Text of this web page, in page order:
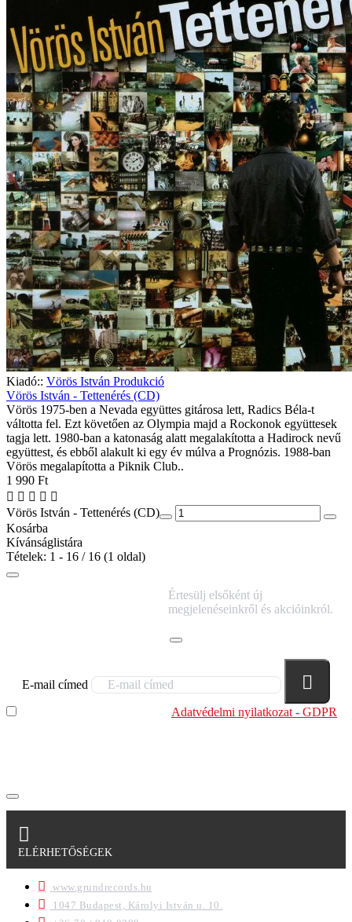
Kiadó:: Vörös István Produkció
Vörös István - Tettenérés (CD)
Vörös 1975-ben a Nevada együttes gitárosa lett, Radics Béla-t
váltotta fel. Ezt követően az Olympia majd a Rockonok együttesek
tagja lett. 1980-ban a katonaság alatt megalakította a Hadirock nevű
együttest, és ebből alakult ki egy év múlva a Prognózis. 1988-ban
Vörös megalapította a Piknik Club..
1 990 Ft
Vörös István - Tettenérés (CD)
Kosárba
Kívánságlistára
Tételek: 1 - 16 / 16 (1 oldal)
Értesülj elsőként új
megjelenéseinkről és akcióinkról.
E-mail címed
Adatvédelmi nyilatkozat - GDPR
ELÉRHETŐSÉGEK
www.grundrecords.hu
1047 Budapest, Károlyi István u. 10.